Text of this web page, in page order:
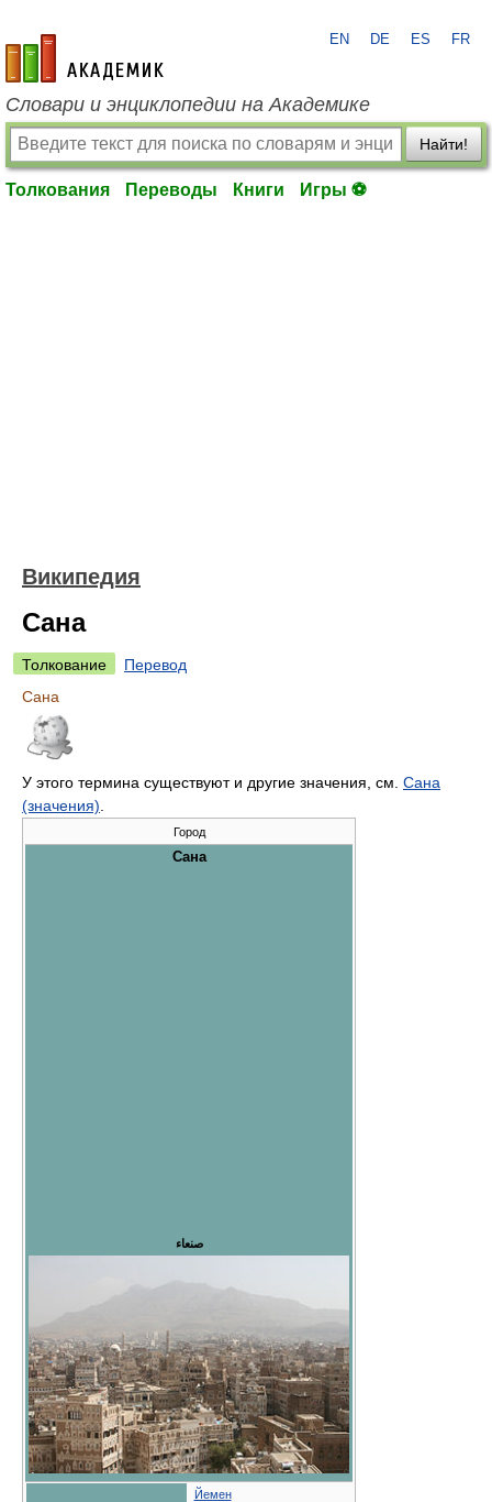
academic.ru
EN DE ES FR
Словари и энциклопедии на Академике
Найти!
Толкования Переводы Книги Игры ⚽
Википедия
Сана
Толкование
Перевод
Сана
У этого термина существуют и другие значения, см. Сана
(значения)
Город
Сана
صنعاء
Йемен